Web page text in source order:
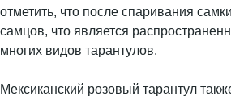
отметить, что после спаривания
самцов, что является
многих видов тарантулов.
Мексиканский розовый тарантул